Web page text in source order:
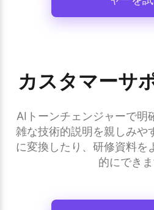
カスタマーサ
AIトーンチェンジャーで明
雑な技術的説明を親しみや
に変換したり、研修資料を
的にできま